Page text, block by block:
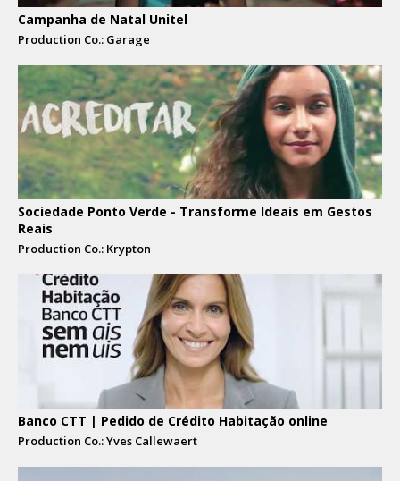
Campanha de Natal Unitel
Production Co.: Garage
Sociedade Ponto Verde - Transforme Ideais em Gestos
Reais
Production Co.: Krypton
Banco CTT | Pedido de Crédito Habitação online
Production Co.: Yves Callewaert